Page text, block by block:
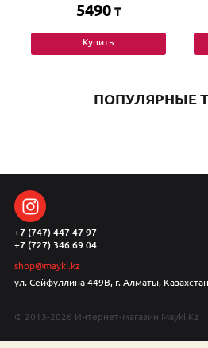
5490 ₸
Купить
ПОПУЛЯРНЫЕ
+7 (747) 447 47 97
+7 (727) 346 69 04
shop@mayki.kz
ул. Сейфуллина 449В, г. Алматы, Казахстан
© 2013-2026 Интернет-магазин Mayki.Kz